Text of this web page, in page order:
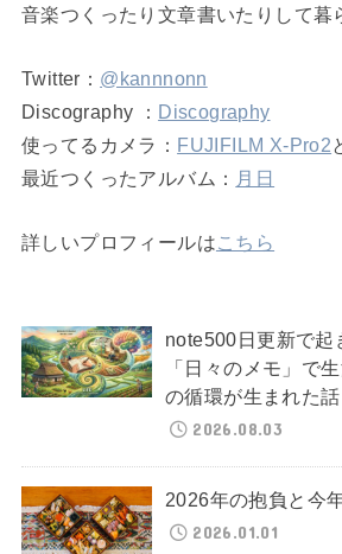
音楽つくったり文章書いたりして暮
Twitter： @kannnonn
Discography ： Discography
使ってるカメラ： FUJIFILM X-Pro2
最近つくったアルバム： 月日
詳しいプロフィールはこちら
note500日更新で起
「日々のメモ」で
の循環が生まれた話
2026.08.03
2026年の抱負と今
2026.01.01